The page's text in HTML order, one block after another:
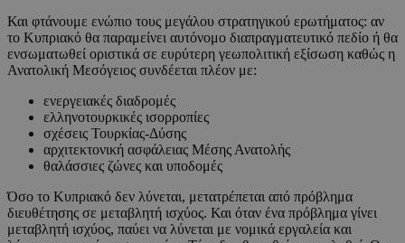
Και φτάνουμε ενώπιο τους μεγάλου στρατηγικού ερωτήματος: αν
το Κυπριακό θα παραμείνει αυτόνομο διαπραγματευτικό πεδίο ή θα
ενσωματωθεί οριστικά σε ευρύτερη γεωπολιτική εξίσωση καθώς η
Ανατολική Μεσόγειος συνδέεται πλέον με:
ενεργειακές διαδρομές
ελληνοτουρκικές ισορροπίες
σχέσεις Τουρκίας-Δύσης
αρχιτεκτονική ασφάλειας Μέσης Ανατολής
θαλάσσιες ζώνες και υποδομές
Όσο το Κυπριακό δεν λύνεται, μετατρέπεται από πρόβλημα
διευθέτησης σε μεταβλητή ισχύος. Και όταν ένα πρόβλημα γίνει
μεταβλητή ισχύος, παύει να λύνεται με νομικά εργαλεία και